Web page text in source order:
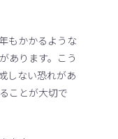
もかかるような
あります。こう
しない恐れがあ
ことが大切で